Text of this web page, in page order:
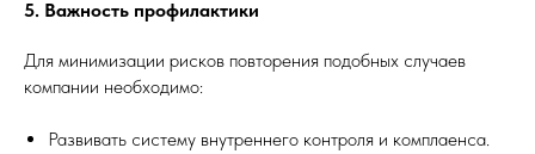
5. Важность профилактики
Для минимизации рисков повторения подобных случаев
компании необходимо:
Развивать систему внутреннего контроля и комплаенса.